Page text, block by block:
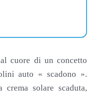
cuore di un concetto
auto « scadono ».
crema solare scaduta,